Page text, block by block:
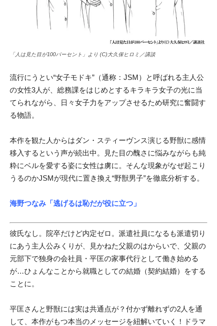
「人は見た目が100パーセント」より (C)大久保ヒロミ／講談
流行にうとい“女子モドキ”（通称：JSM）と呼ばれる主人公
の女性3人が、総務課をはじめとするキラキラ女子の光に当
てられながら、日々女子力をアップさせるため研究に奮闘す
る物語。
本作を観た人からはダン・スティーヴンス演じる野獣に感情
移入するという声が続出中。見た目の醜さに悩みながらも純
粋にベルを愛する姿に女性は虜に。そんな現象がなぜ起こり
うるのかJSMが現代に置き換え“野獣男子”を徹底分析する。
海野つなみ 「逃げるは恥だが役に立つ」
彼氏なし。院卒だけど内定ゼロ。派遣社員になるも派遣切り
にあう主人公みくりが、見かねた父親のはからいで、父親の
元部下で独身の会社員・平匡の家事代行として働き始める
が…ひょんなことから就職としての結婚（契約結婚）をする
ことに。
平匡さんと野獣には実は共通点が？付かず離れずの2人を通
して、本作がもつ本当のメッセージを紐解いていく！ドラマ